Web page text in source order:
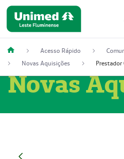
Acesso Rápido
Novas Aquisições
Novas